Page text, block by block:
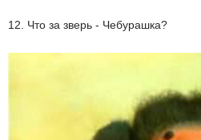
12. Что за зверь - Чебурашка?